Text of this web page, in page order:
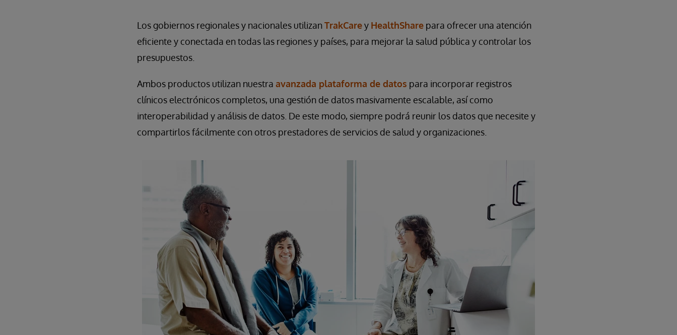
Los gobiernos regionales y nacionales utilizanTrakCarey HealthShare para ofrecer una atención
eficiente y conectada en todas las regiones y países, para mejorar la salud pública y controlar los
presupuestos.
Ambos productos utilizan nuestra avanzada plataforma de datos para incorporar registros
clínicos electrónicos completos, una gestión de datos masivamente escalable, así como
interoperabilidad y análisis de datos. De este modo, siempre podrá reunir los datos que necesite y
compartirlos fácilmente con otros prestadores de servicios de salud y organizaciones.